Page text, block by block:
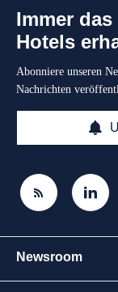
Immer
Hotels
Abonniere unseren
Nachrichten
Newsroom